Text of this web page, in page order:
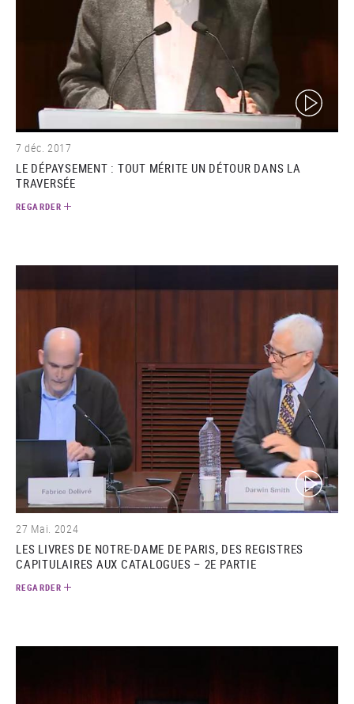
(video)
7 déc. 2017
LE DÉPAYSEMENT : TOUT MÉRITE UN DÉTOUR DANS LA
TRAVERSÉE
REGARDER
(video)
27 Mai. 2024
LES LIVRES DE NOTRE-DAME DE PARIS, DES REGISTRES
CAPITULAIRES AUX CATALOGUES – 2E PARTIE
REGARDER